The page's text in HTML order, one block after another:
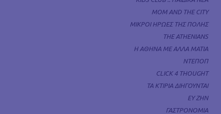
MOM AND THE CITY
ΜΙΚΡΟΙ ΗΡΩΕΣ ΤΗΣ ΠΟΛΗΣ
THE ATHENIANS
Η ΑΘΗΝΑ ΜΕ ΑΛΛΑ ΜΑΤΙΑ
ΝΤΕΠΟΠ
CLICK 4 THOUGHT
ΤΑ ΚΤΙΡΙΑ ΔΙΗΓΟΥΝΤΑΙ
ΕΥ ΖΗΝ
ΓΑΣΤΡΟΝΟΜΙΑ